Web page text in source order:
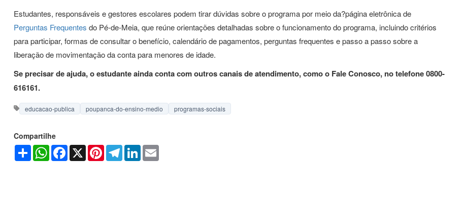
Estudantes, responsáveis e gestores escolares podem tirar dúvidas sobre o programa por meio da?página eletrônica de
Perguntas Frequentes do Pé-de-Meia, que reúne orientações detalhadas sobre o funcionamento do programa, incluindo critérios
para participar, formas de consultar o benefício, calendário de pagamentos, perguntas frequentes e passo a passo sobre a
liberação de movimentação da conta para menores de idade.
Se precisar de ajuda, o estudante ainda conta com outros canais de atendimento, como o Fale Conosco, no telefone 0800-
616161.
educacao-publica poupanca-do-ensino-medio programas-sociais
Compartilhe
Share WhatsAppFacebook
X PinterestTelegramLinkedIn